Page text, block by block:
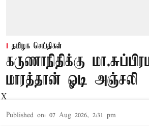
தமிழக செய்திகள்
கருணாநிதிக்கு
மாரத்தான் ஓடி அஞ்சலி
Published on: 07 Aug 2026, 2:31 pm
X